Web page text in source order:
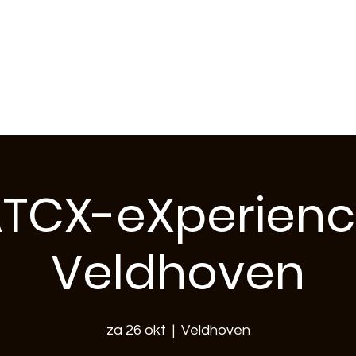
Veldhoven
za 26 okt
  |
Veldhoven